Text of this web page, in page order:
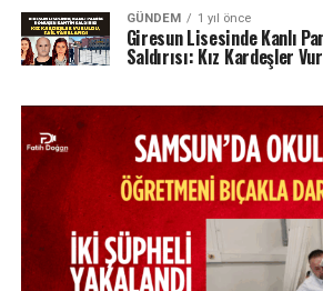
GÜNDEM 1 yıl önce
Giresun Lisesinde Kanlı
Saldırısı: Kız Kardeşler